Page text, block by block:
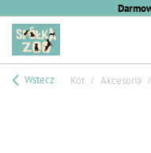
Wstecz Kot Akcesoria